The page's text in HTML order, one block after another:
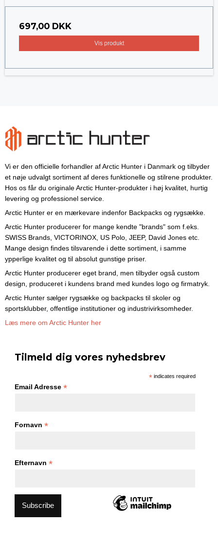
697,00 DKK
Vis produkt
Vi er den officielle forhandler af Arctic Hunter i Danmark og tilbyder
et nøje udvalgt sortiment af deres funktionelle og stilrene produkter.
Hos os får du originale Arctic Hunter-produkter i høj kvalitet, hurtig
levering og professionel service.
Arctic Hunter er en mærkevare indenfor Backpacks og rygsække.
Arctic Hunter producerer for mange kendte "brands" som f.eks.
SWISS Brands, VICTORINOX, US Polo, JEEP, David Jones etc.
Mange design findes tilsvarende i dette sortiment, i samme
ypperlige kvalitet og til absolut gunstige priser.
Arctic Hunter producerer eget brand, men tilbyder også custom
design, produceret i kundens brand med kundes logo og firmatryk.
Arctic Hunter sælger rygsække og backpacks til skoler og
sportsklubber, offentlige institutioner og industrivirksomheder.
Læs mere om Arctic Hunter her
Tilmeld dig vores nyhedsbrev
* indicates required
Email Adresse *
Fornavn *
Efternavn *